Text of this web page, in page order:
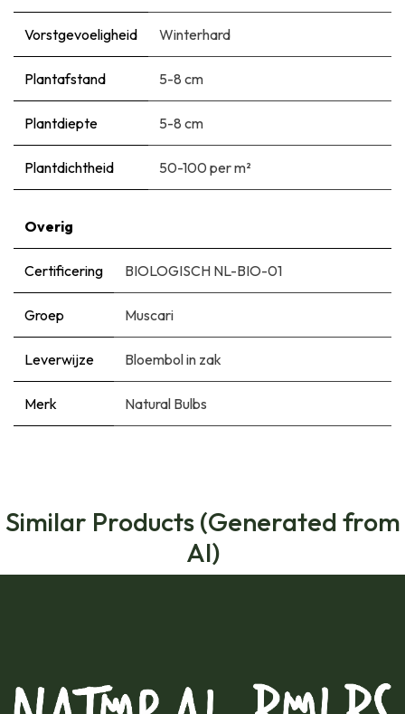
Vorstgevoeligheid Winterhard
Plantafstand 5-8 cm
Plantdiepte 5-8 cm
Plantdichtheid 50-100 per m²
Overig
Certificering BIOLOGISCH NL-BIO-01
Groep Muscari
Leverwijze Bloembol in zak
Merk Natural Bulbs
Similar Products (Generated from
AI)